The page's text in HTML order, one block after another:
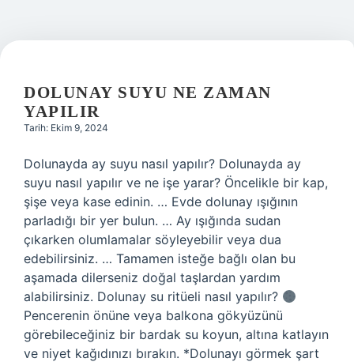
DOLUNAY SUYU NE ZAMAN
YAPILIR
Tarih: Ekim 9, 2024
Dolunayda ay suyu nasıl yapılır? Dolunayda ay
suyu nasıl yapılır ve ne işe yarar? Öncelikle bir kap,
şişe veya kase edinin. … Evde dolunay ışığının
parladığı bir yer bulun. … Ay ışığında sudan
çıkarken olumlamalar söyleyebilir veya dua
edebilirsiniz. … Tamamen isteğe bağlı olan bu
aşamada dilerseniz doğal taşlardan yardım
alabilirsiniz. Dolunay su ritüeli nasıl yapılır?
Pencerenin önüne veya balkona gökyüzünü
görebileceğiniz bir bardak su koyun, altına katlayın
ve niyet kağıdınızı bırakın. *Dolunayı görmek şart